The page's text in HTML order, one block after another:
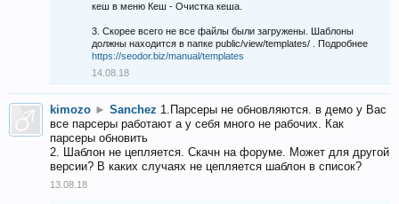
кеш в меню Кеш - Очистка кеша.
3. Скорее всего не все файлы были загружены. Шаблоны
должны находится в папке public/view/templates/ . Подробнее
https://seodor.biz/manual/templates
14.08.18
kimozo ► Sanchez 1.Парсеры не обновляются. в демо у Вас
все парсеры работают а у себя много не рабочих. Как
парсеры обновить
2. Шаблон не цепляется. Скачн на форуме. Может для другой
версии? В каких случаях не цепляется шаблон в список?
13.08.18